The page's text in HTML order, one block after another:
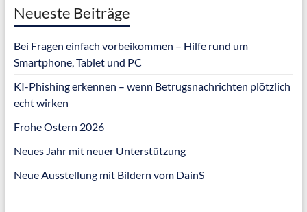
Neueste Beiträge
Bei Fragen einfach vorbeikommen – Hilfe rund um
Smartphone, Tablet und PC
KI-Phishing erkennen – wenn Betrugsnachrichten plötzlich
echt wirken
Frohe Ostern 2026
Neues Jahr mit neuer Unterstützung
Neue Ausstellung mit Bildern vom DainS